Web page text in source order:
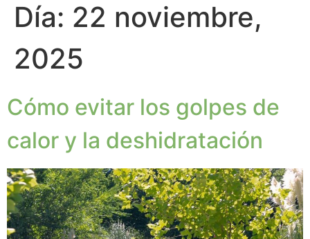
Día: 22 noviembre,
2025
Cómo evitar los golpes de
calor y la deshidratación